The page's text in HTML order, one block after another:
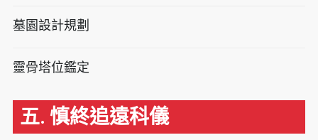
墓園設計規劃
靈骨塔位鑑定
五. 慎終追遠科儀